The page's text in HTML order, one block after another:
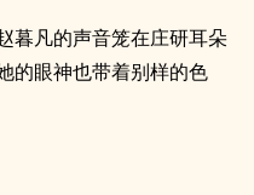
暮凡的声音笼在庄研耳朵
的眼神也带着别样的色